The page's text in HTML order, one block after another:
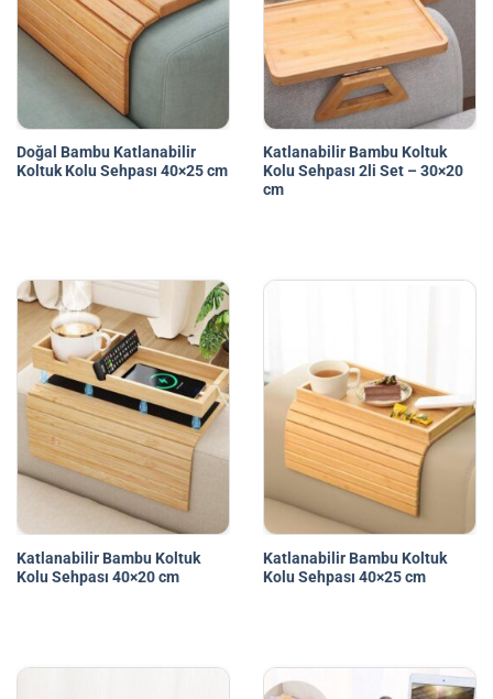
Doğal Bambu Katlanabilir
Koltuk Kolu Sehpası 40×25 cm
Katlanabilir Bambu Koltuk
Kolu Sehpası 2li Set – 30×20
cm
Katlanabilir Bambu Koltuk
Kolu Sehpası 40×20 cm
Katlanabilir Bambu Koltuk
Kolu Sehpası 40×25 cm